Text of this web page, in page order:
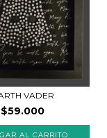
VADER
$59.000